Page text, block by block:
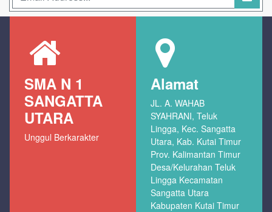
SMA N 1
SANGATTA
UTARA
Unggul Berkarakter
Alamat
JL. A. WAHAB
SYAHRANI, Teluk
Lingga, Kec. Sangatta
Utara, Kab. Kutai Timur
Prov. Kalimantan Timur
Desa/Kelurahan Teluk
Lingga Kecamatan
Sangatta Utara
Kabupaten Kutai Timur